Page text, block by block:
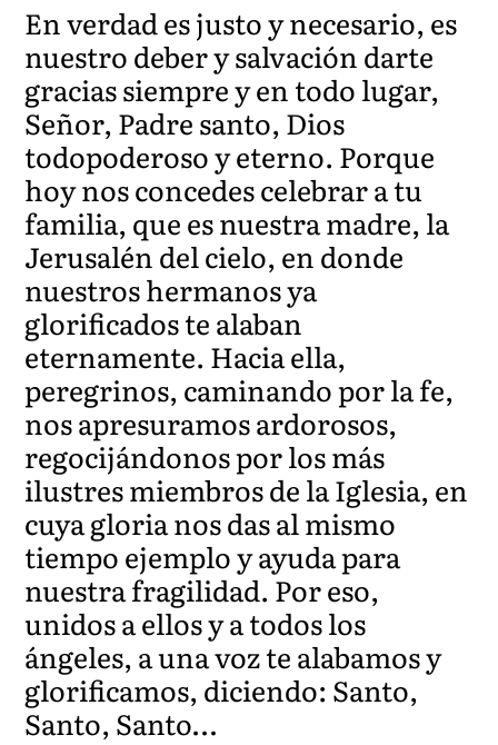
En verdad es justo y necesario, es
nuestro deber y salvación darte
gracias siempre y en todo lugar,
Señor, Padre santo, Dios
todopoderoso y eterno. Porque
hoy nos concedes celebrar a tu
familia, que es nuestra madre, la
Jerusalén del cielo, en donde
nuestros hermanos ya
glorificados te alaban
eternamente. Hacia ella,
peregrinos, caminando por la fe,
nos apresuramos ardorosos,
regocijándonos por los más
ilustres miembros de la Iglesia, en
cuya gloria nos das al mismo
tiempo ejemplo y ayuda para
nuestra fragilidad. Por eso,
unidos a ellos y a todos los
ángeles, a una voz te alabamos y
glorificamos, diciendo: Santo,
Santo, Santo…